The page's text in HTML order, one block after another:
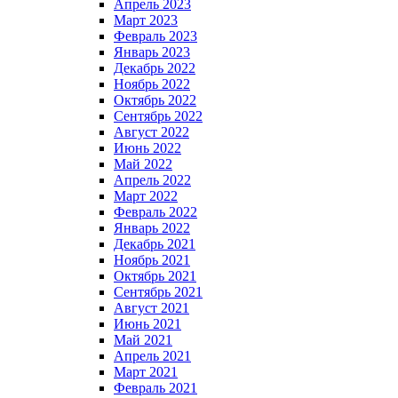
Апрель 2023
Март 2023
Февраль 2023
Январь 2023
Декабрь 2022
Ноябрь 2022
Октябрь 2022
Сентябрь 2022
Август 2022
Июнь 2022
Май 2022
Апрель 2022
Март 2022
Февраль 2022
Январь 2022
Декабрь 2021
Ноябрь 2021
Октябрь 2021
Сентябрь 2021
Август 2021
Июнь 2021
Май 2021
Апрель 2021
Март 2021
Февраль 2021